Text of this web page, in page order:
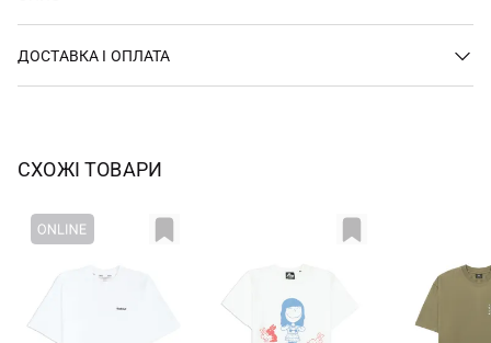
ДОСТАВКА І ОПЛАТА
СХОЖІ ТОВАРИ